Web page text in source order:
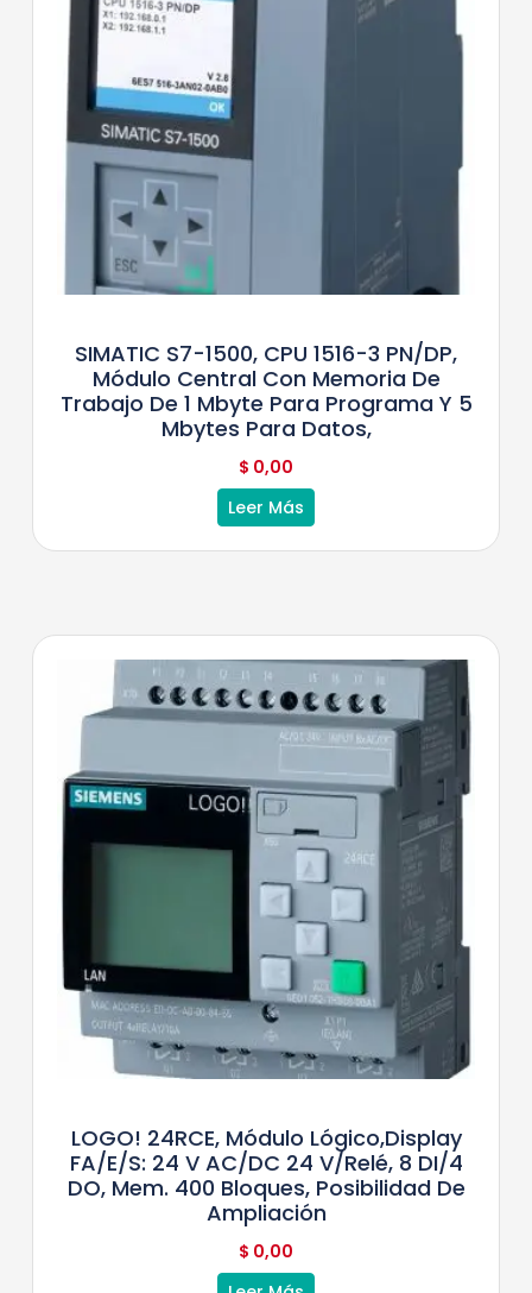
SIMATIC S7-1500, CPU 1516-3 PN/DP,
Módulo Central Con Memoria De
Trabajo De 1 Mbyte Para Programa Y 5
Mbytes Para Datos,
$ 0,00
Leer Más
LOGO! 24RCE, Módulo Lógico,display
FA/E/S: 24 V AC/DC 24 V/relé, 8 DI/4
DO, Mem. 400 Bloques, Posibilidad De
Ampliación
$ 0,00